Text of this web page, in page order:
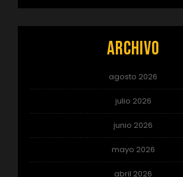
Archivo
agosto 2026
julio 2026
junio 2026
mayo 2026
abril 2026